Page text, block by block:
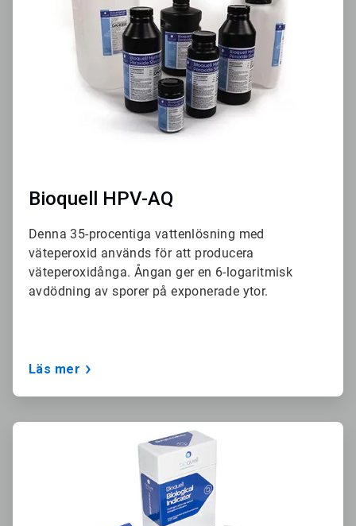
Bioquell HPV-AQ
Denna 35-procentiga vattenlösning med
väteperoxid används för att producera
väteperoxidånga. Ångan ger en 6-logaritmisk
avdödning av sporer på exponerade ytor.
Läs mer
ArticleTile